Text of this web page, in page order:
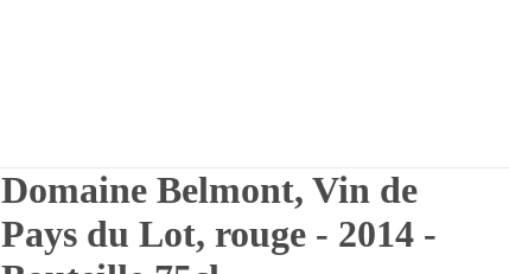
Domaine Belmont, Vin de
Pays du Lot, rouge - 2014 -